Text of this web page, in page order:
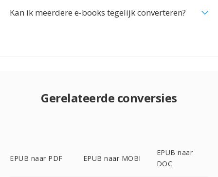
Kan ik meerdere e-books tegelijk converteren?
Gerelateerde conversies
EPUB naar PDF EPUB naar MOBI
EPUB naar
DOC